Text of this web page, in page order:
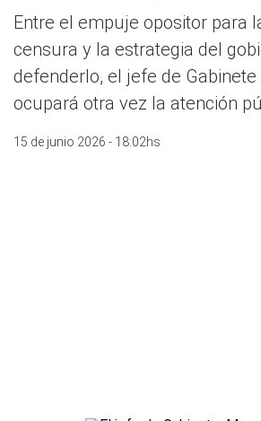
Entre el empuje opositor para
censura y la estrategia del
defenderlo, el jefe de
ocupará otra vez la atención
15 de junio 2026 - 18:02hs